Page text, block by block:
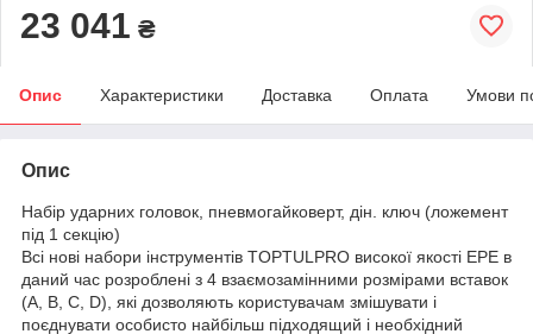
23 041 ₴
Опис Характеристики Доставка Оплата Умови
Опис
Набір ударних головок, пневмогайковерт, дін. ключ (ложемент
під 1 секцію)
Всі нові набори інструментів TOPTULPRO високої якості EPE в
даний час розроблені з 4 взаємозамінними розмірами вставок
(A, B, C, D), які дозволяють користувачам змішувати і
поєднувати особисто найбільш підходящий і необхідний